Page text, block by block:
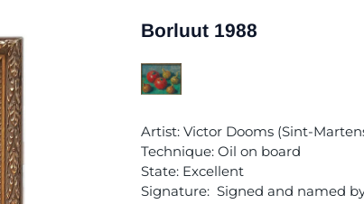
Borluut 1988
Artist: Victor Dooms (Sint-
Technique: Oil on board
State: Excellent
Signature: Signed and named